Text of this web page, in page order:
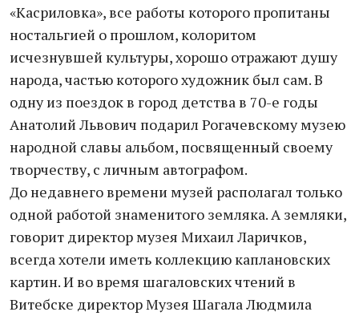
«Касриловка», все работы которого пропитаны
ностальгией о прошлом, колоритом
исчезнувшей культуры, хорошо отражают душу
народа, частью которого художник был сам. В
одну из поездок в город детства в 70-е годы
Анатолий Львович подарил Рогачевскому музею
народной славы альбом, посвященный своему
творчеству, с личным автографом.
До недавнего времени музей располагал только
одной работой знаменитого земляка. А земляки,
говорит директор музея Михаил Ларичков,
всегда хотели иметь коллекцию каплановских
картин. И во время шагаловских чтений в
Витебске директор Музея Шагала Людмила